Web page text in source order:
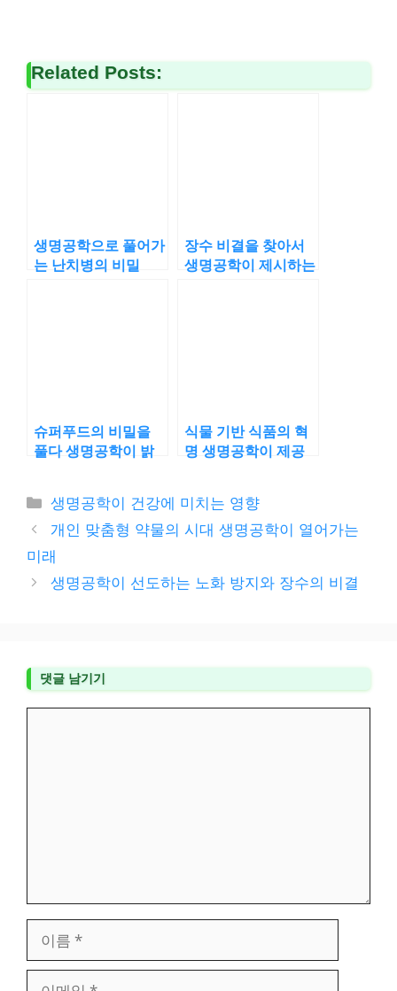
Related Posts:
생명공학으로 풀어가
는 난치병의 비밀
장수 비결을 찾아서
생명공학이 제시하는
슈퍼푸드의 비밀을
풀다 생명공학이 밝
식물 기반 식품의 혁
명 생명공학이 제공
카
테
리
생명공학이 건강에 미치는 영향
개인 맞춤형 약물의 시대 생명공학이 열어가는
미래
생명공학이 선도하는 노화 방지와 장수의 비결
댓글 남기기